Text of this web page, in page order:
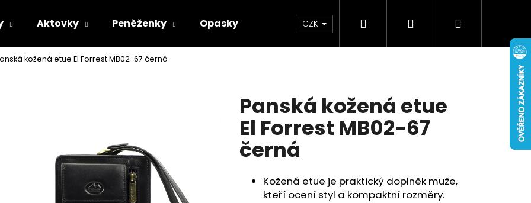
Aktovky Peněženky Opasky Doplňky Novinky
CZK Hledat PřihlášeníNákupní
kožená etue El Forrest MB02-67 černá
Panská kožená etue
El Forrest MB02-67
černá
Kožená etue je praktický doplněk muže,
kteří ocení styl a kompaktní rozměry.
Co potřebujete najít?
Doporučujeme